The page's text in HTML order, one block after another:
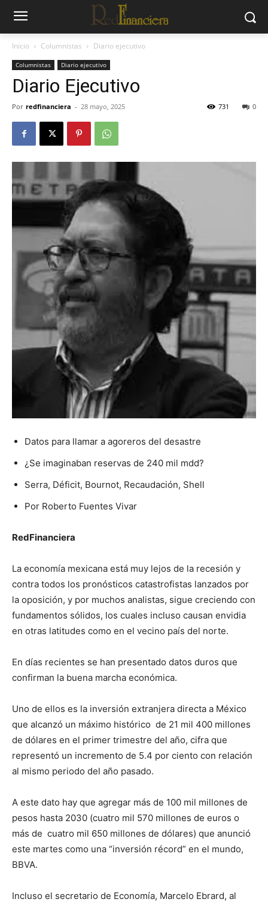
Inicio Columnistas Diario ejecutivo
Columnistas Diario ejecutivo
Diario Ejecutivo
Por redfinanciera - 28 mayo, 2025 0
731
Datos para llamar a agoreros del desastre
¿Se imaginaban reservas de 240 mil mdd?
Serra, Déficit, Bournot, Recaudación, Shell
Por Roberto Fuentes Vivar
RedFinanciera
La economía mexicana está muy lejos de la recesión y
contra todos los pronósticos catastrofistas lanzados por
la oposición, y por muchos analistas, sigue creciendo con
fundamentos sólidos, los cuales incluso causan envidia
en otras latitudes como en el vecino país del norte.
En días recientes se han presentado datos duros que
confirman la buena marcha económica.
Uno de ellos es la inversión extranjera directa a México
que alcanzó un máximo histórico de 21 mil 400 millones
de dólares en el primer trimestre del año, cifra que
representó un incremento de 5.4 por ciento con relación
al mismo periodo del año pasado.
A este dato hay que agregar más de 100 mil millones de
pesos hasta 2030 (cuatro mil 570 millones de euros o
más de cuatro mil 650 millones de dólares) que anunció
este martes como una “inversión récord” en el mundo,
BBVA.
Incluso el secretario de Economía, Marcelo Ebrard, al